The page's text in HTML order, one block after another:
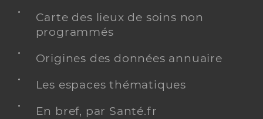
Carte des lieux de soins non
programmés
Origines des données annuaire
Les espaces thématiques
En bref, par Santé.fr